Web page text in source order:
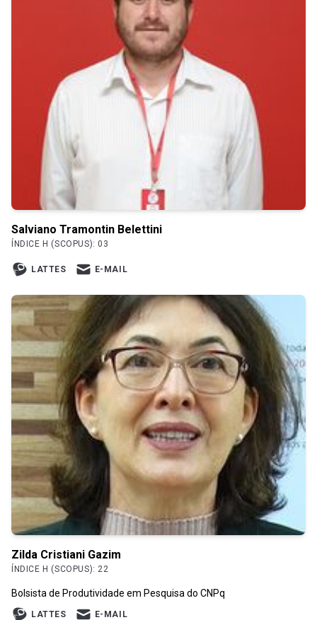
Salviano Tramontin Belettini
ÍNDICE H (SCOPUS): 03
LATTES E-MAIL
Zilda Cristiani Gazim
ÍNDICE H (SCOPUS): 22
Bolsista de Produtividade em Pesquisa do CNPq
LATTES E-MAIL